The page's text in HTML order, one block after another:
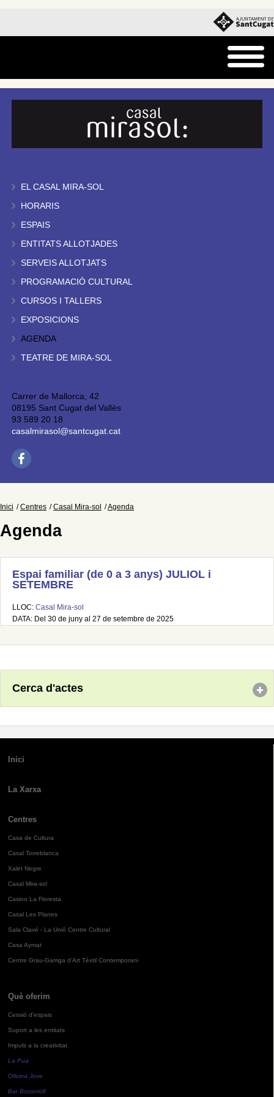
EL CASAL MIRA-SOL
HORARIS
ESPAIS
ENTITATS ALLOTJADES
SERVEIS ALLOTJATS
PROGRAMACIÓ CULTURAL
CURSOS I TALLERS
EXPOSICIONS
AGENDA
TEATRE DE MIRA-SOL
Carrer de Mallorca, 42
08195 Sant Cugat del Vallès
93 589 20 18
casalmirasol@santcugat.cat
Inici Centres Casal Mira-sol Agenda
Agenda
Espai familiar (de 0 a 3 anys) JULIOL i
SETEMBRE
LLOC: Casal Mira-sol
DATA: Del 30 de juny al 27 de setembre de 2025
Cerca d'actes
Inici
La Xarxa
Centres
Casa de Cultura
Casal Torreblanca
Xalet Negre
Casal Mira-sol
Casino La Floresta
Casal Les Planes
Sala Clavé - La Unió Centre Cultural
Casa Aymat
Centre Grau-Garriga d'Art Tèxtil Contemporani
Què oferim
Cessió d'espais
Suport a les entitats
Impuls a la creativitat
La Pua
Oficina Jove
Bar Bocamoll